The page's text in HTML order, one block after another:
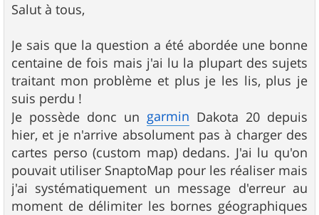
s
s
g
e
Salut à tous,
Je sais que la question a été abordée une bonne
centaine de fois mais j'ai lu la plupart des sujets
traitant mon problème et plus je les lis, plus je
suis perdu !
Je possède donc un garmin Dakota 20 depuis
hier, et je n'arrive absolument pas à charger des
cartes perso (custom map) dedans. J'ai lu qu'on
pouvait utiliser SnaptoMap pour les réaliser mais
j'ai systématiquement un message d'erreur au
moment de délimiter les bornes géographiques